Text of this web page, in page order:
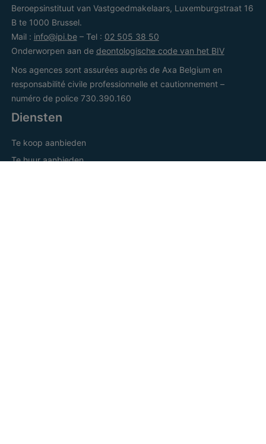
Beroepsinstituut van Vastgoedmakelaars, Luxemburgstraat 16
B te 1000 Brussel.
Mail : info@ipi.be– Tel : 02 505 38 50
Onderworpen aan de deontologische code van het BIV
Nos agences sont assurées auprès de Axa Belgium en
responsabilité civile professionnelle et cautionnement –
numéro de police 730.390.160
Diensten
Te koop aanbieden
Te huur aanbieden